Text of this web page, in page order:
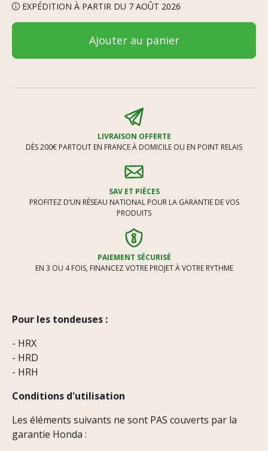
EXPÉDITION À PARTIR DU 7 AOÛT 2026
Ajouter au panier
LIVRAISON OFFERTE
DÈS 200€ PARTOUT EN FRANCE À DOMICILE OU EN POINT RELAIS
SAV ET PIÈCES
PROFITEZ D’UN RÉSEAU NATIONAL POUR LA GARANTIE DE VOS
PRODUITS
PAIEMENT SÉCURISÉ
EN 3 OU 4 FOIS, FINANCEZ VOTRE PROJET À VOTRE RYTHME
Pour les tondeuses :
- HRX
- HRD
- HRH
Conditions d'utilisation
Les éléments suivants ne sont PAS couverts par la
garantie Honda :